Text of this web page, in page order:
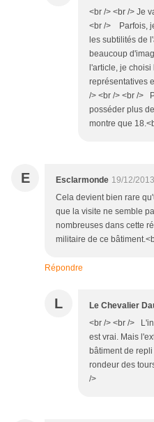
<br /> <br /> Je
<br /> Parfois,
les subtilités de
beaucoup
l'article, je choisi
représentatives
/> <br /> <br />
posséder plus
montre que
E Esclarmonde 19/12/
Cela devient bien rare
que la visite ne semble
nombreuses dans cette
militaire de ce
Répondre
L Le Chevalier
<br /> <br />
est vrai. Mais
bâtiment de
rondeur des
/>